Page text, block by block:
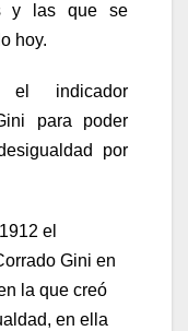
y las que se
hoy.
el indicador
para poder
por
el
Gini en
la que creó
en ella